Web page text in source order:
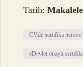
Tarih:
CVde sertifika nereye
eDevlet onaylı